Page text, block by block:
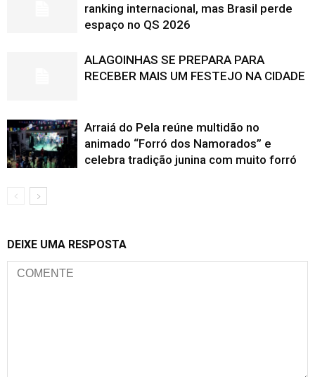
ranking internacional, mas Brasil perde
espaço no QS 2026
ALAGOINHAS SE PREPARA PARA
RECEBER MAIS UM FESTEJO NA CIDADE
Arraiá do Pela reúne multidão no
animado “Forró dos Namorados” e
celebra tradição junina com muito forró
DEIXE UMA RESPOSTA